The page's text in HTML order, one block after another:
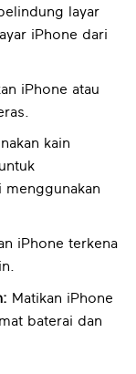
layar
iPhone dari
iPhone atau
kain
menggunakan
iPhone terkena
Matikan iPhone
baterai dan